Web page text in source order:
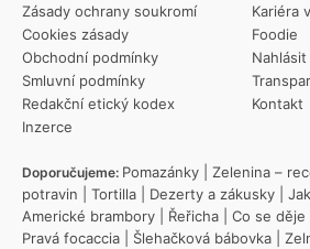
Zásady ochrany soukromí
Cookies zásady
Obchodní podmínky
Smluvní podmínky
Redakční etický kodex
Inzerce
Kariéra
Foodie
Nahlásit
Kontakt
Doporučujeme: Pomazánky Zelenina –
potravin
Tortilla Dezerty a zákusky
Americké brambory
Řeřicha Co se děje
Pravá focaccia
Šlehačková bábovka